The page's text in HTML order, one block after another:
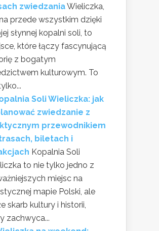
zwiedzaniaWieliczka,
przede wszystkim dzięki
słynnej kopalni soli, to
które łączy fascynującą
z bogatym
kulturowym. To
Soli Wieliczka: jak
zwiedzanie z
przewodnikiem
biletach i
Kopalnia Soli
to nie tylko jedno z
miejsc na
mapie Polski, ale
skarb kultury i historii,
zachwyca...